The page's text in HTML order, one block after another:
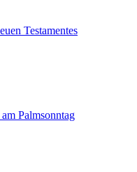
Testamentes
Palmsonntag